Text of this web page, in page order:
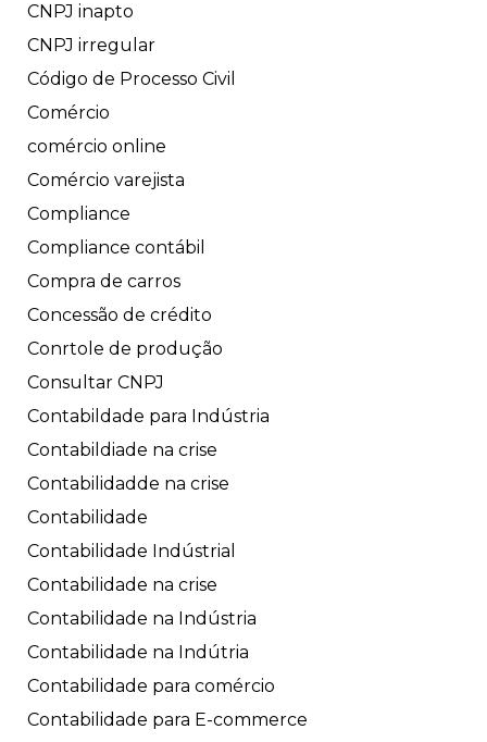
CNPJ inapto
CNPJ irregular
Código de Processo Civil
Comércio
comércio online
Comércio varejista
Compliance
Compliance contábil
Compra de carros
Concessão de crédito
Conrtole de produção
Consultar CNPJ
Contabildade para Indústria
Contabildiade na crise
Contabilidadde na crise
Contabilidade
Contabilidade Indústrial
Contabilidade na crise
Contabilidade na Indústria
Contabilidade na Indútria
Contabilidade para comércio
Contabilidade para E-commerce